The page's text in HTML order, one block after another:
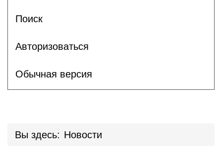
Поиск
Авторизоваться
Обычная версия
Вы здесь: Новости